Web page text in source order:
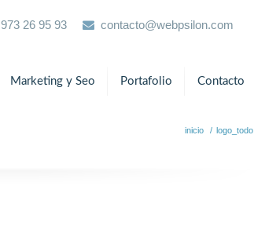
973 26 95 93 contacto@webpsilon.com
Marketing y Seo Portafolio Contacto
inicio / logo_todo